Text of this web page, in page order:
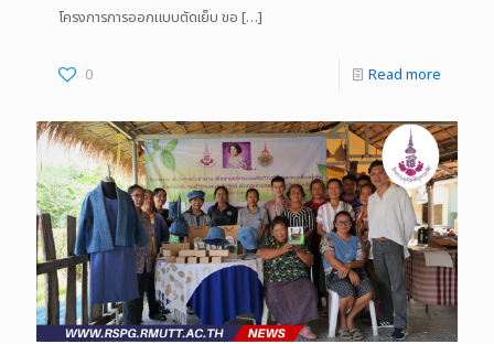
โครงการการออกแบบตัดเย็บ ขอ […]
0 Read more